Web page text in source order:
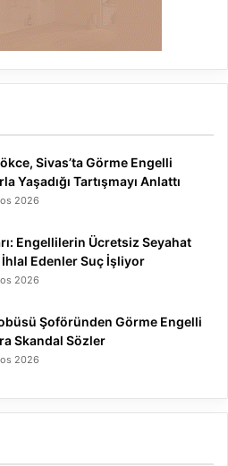
Sivas’ta Görme Engelli
Yaşadığı Tartışmayı Anlattı
2026
Engellilerin Ücretsiz Seyahat
İhlal Edenler Suç İşliyor
2026
Şoföründen Görme Engelli
Skandal Sözler
2026